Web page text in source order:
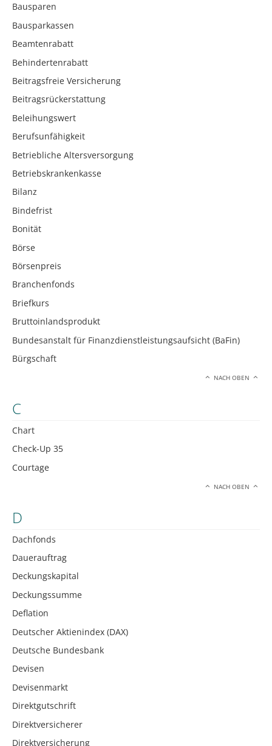
Bausparen
Bausparkassen
Beamtenrabatt
Behindertenrabatt
Beitragsfreie Versicherung
Beitragsrückerstattung
Beleihungswert
Berufsunfähigkeit
Betriebliche Altersversorgung
Betriebskrankenkasse
Bilanz
Bindefrist
Bonität
Börse
Börsenpreis
Branchenfonds
Briefkurs
Bruttoinlandsprodukt
Bundesanstalt für Finanzdienstleistungsaufsicht (BaFin)
Bürgschaft
NACH OBEN
C
Chart
Check-Up 35
Courtage
NACH OBEN
D
Dachfonds
Dauerauftrag
Deckungskapital
Deckungssumme
Deflation
Deutscher Aktienindex (DAX)
Deutsche Bundesbank
Devisen
Devisenmarkt
Direktgutschrift
Direktversicherer
Direktversicherung